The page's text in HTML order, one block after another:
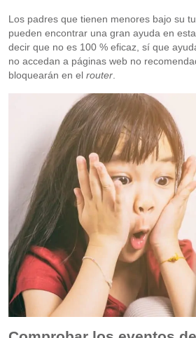
Los padres que tienen menores bajo su
pueden encontrar una gran ayuda en
decir que no es 100 % eficaz, sí que
no accedan a páginas web no
bloquearán en el router.